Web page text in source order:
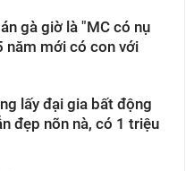
gà giờ là "MC có nụ
năm mới có con với
lấy đại gia bất động
đẹp nõn nà, có 1 triệu